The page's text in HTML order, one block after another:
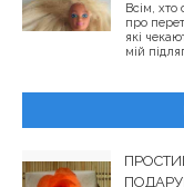
Всім, хто
про
які
мій